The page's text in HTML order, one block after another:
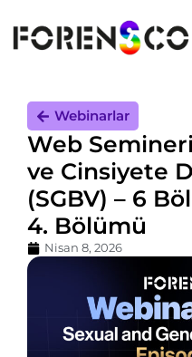
Webinarlar
Web
ve Cinsiyete
(SGBV) – 6
4. Bölümü
Nisan 8, 2026